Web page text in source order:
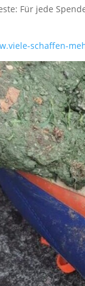
Für jede
schaffen-